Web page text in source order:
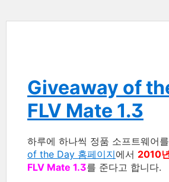
Giveaway of
FLV Mate 1.3
하루에 하나씩 정품 소프트웨어
of the Day 홈페이지에서 2010
FLV Mate 1.3를 준다고 합니다.